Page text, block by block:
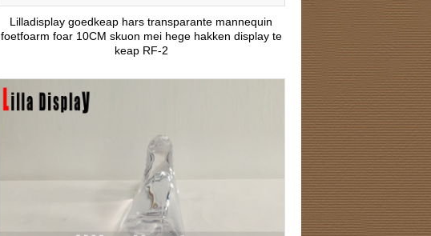
Lilladisplay goedkeap hars transparante mannequin
foetfoarm foar 10CM skuon mei hege hakken display te
keap RF-2